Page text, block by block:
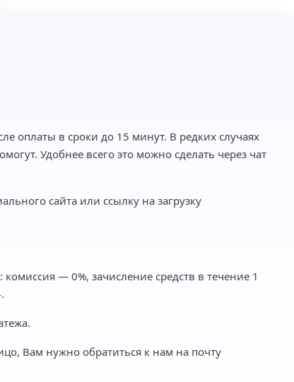
оплаты в сроки до 15 минут. В редких случаях
Удобнее всего это можно сделать через чат
сайта или ссылку на загрузку
— 0%, зачисление средств в течение 1
Вам нужно обратиться к нам на почту